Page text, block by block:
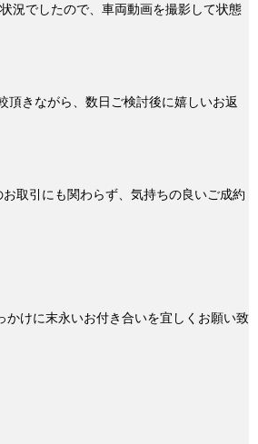
況でしたので、車両動画を撮影して状態
頂きながら、数日ご検討後に嬉しいお返
取引にも関わらず、気持ちの良いご成約
かけに末永いお付き合いを宜しくお願い致